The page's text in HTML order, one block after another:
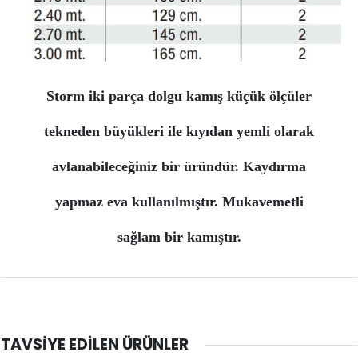
Storm iki parça dolgu kamış küçük ölçüler
tekneden büyükleri ile kıyıdan yemli olarak
avlanabileceğiniz bir üründür. Kaydırma
yapmaz eva kullanılmıştır. Mukavemetli
sağlam bir kamıştır.
TAVSIYE EDILEN ÜRÜNLER